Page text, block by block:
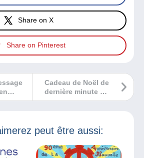
Share on X
Share on Pinterest
Cadeau de Noël de
dernière minute !
C’est ici !
peut être aussi: